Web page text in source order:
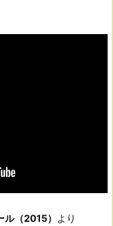
（2015） より